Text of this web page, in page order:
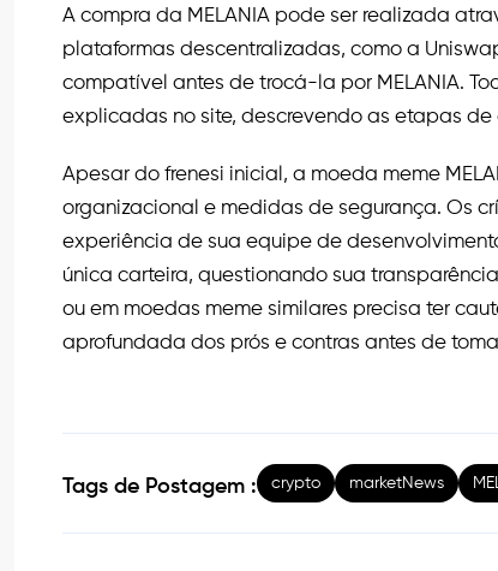
A compra da MELANIA pode ser realizada
plataformas descentralizadas, como a
compatível antes de trocá-la por MELANIA.
explicadas no site, descrevendo as etapas de
Apesar do frenesi inicial, a moeda meme
organizacional e medidas de segurança. Os
experiência de sua equipe de
única carteira, questionando sua
ou em moedas meme similares precisa ter
aprofundada dos prós e contras antes de
Tags de Postagem : crypto marketNews